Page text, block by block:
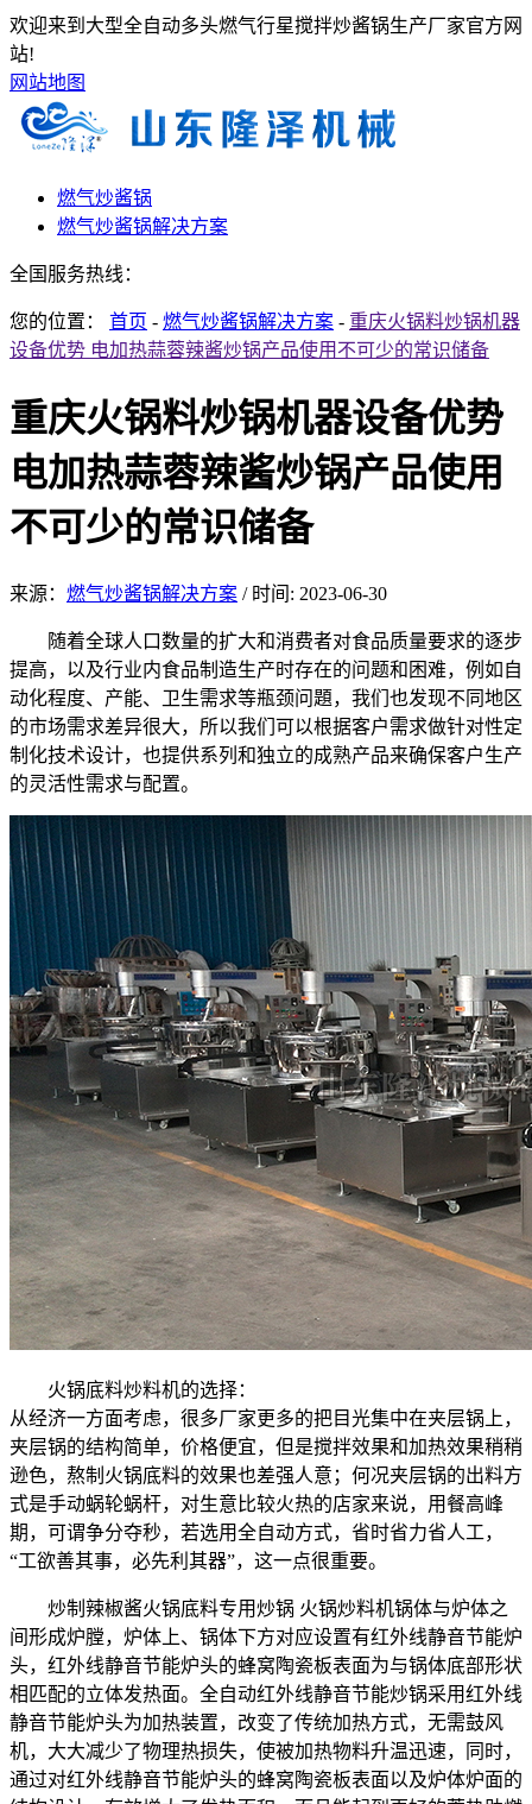
欢迎来到大型全自动多头燃气行星搅拌炒酱锅生产厂家官方网
站!
网站地图
燃气炒酱锅
燃气炒酱锅解决方案
全国服务热线：
您的位置： 首页 - 燃气炒酱锅解决方案 - 重庆火锅料炒锅机器
设备优势 电加热蒜蓉辣酱炒锅产品使用不可少的常识储备
重庆火锅料炒锅机器设备优势
电加热蒜蓉辣酱炒锅产品使用
不可少的常识储备
来源： 燃气炒酱锅解决方案 / 时间: 2023-06-30
随着全球人口数量的扩大和消费者对食品质量要求的逐步
提高，以及行业内食品制造生产时存在的问题和困难，例如自
动化程度、产能、卫生需求等瓶颈问題，我们也发现不同地区
的市场需求差异很大，所以我们可以根据客户需求做针对性定
制化技术设计，也提供系列和独立的成熟产品来确保客户生产
的灵活性需求与配置。
火锅底料炒料机的选择：
从经济一方面考虑，很多厂家更多的把目光集中在夹层锅上，
夹层锅的结构简单，价格便宜，但是搅拌效果和加热效果稍稍
逊色，熬制火锅底料的效果也差强人意；何况夹层锅的出料方
式是手动蜗轮蜗杆，对生意比较火热的店家来说，用餐高峰
期，可谓争分夺秒，若选用全自动方式，省时省力省人工，
“工欲善其事，必先利其器”，这一点很重要。
炒制辣椒酱火锅底料专用炒锅 火锅炒料机锅体与炉体之
间形成炉膛，炉体上、锅体下方对应设置有红外线静音节能炉
头，红外线静音节能炉头的蜂窝陶瓷板表面为与锅体底部形状
相匹配的立体发热面。全自动红外线静音节能炒锅采用红外线
静音节能炉头为加热装置，改变了传统加热方式，无需鼓风
机，大大减少了物理热损失，使被加热物料升温迅速，同时，
通过对红外线静音节能炉头的蜂窝陶瓷板表面以及炉体炉面的